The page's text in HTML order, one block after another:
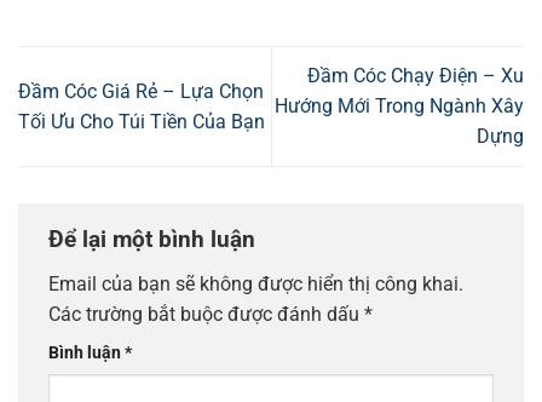
Đầm Cóc Giá Rẻ – Lựa Chọn
Tối Ưu Cho Túi Tiền Của Bạn
Đầm Cóc Chạy Điện – Xu
Hướng Mới Trong Ngành Xây
Dựng
Để lại một bình luận
Email của bạn sẽ không được hiển thị công khai.
Các trường bắt buộc được đánh dấu *
Bình luận*